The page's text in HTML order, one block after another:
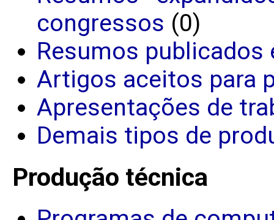
congressos (0)
Resumos
Artigos aceitos para
Apresentações de
Demais tipos de
Produção técnica